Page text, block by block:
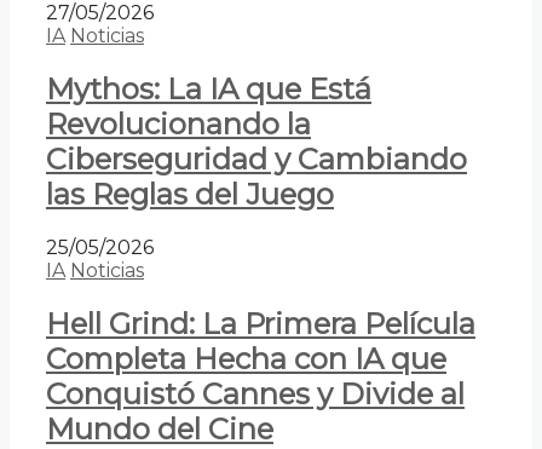
27/05/2026
IA Noticias
Mythos: La IA que Está
Revolucionando la
Ciberseguridad y Cambiando
las Reglas del Juego
25/05/2026
IA Noticias
Hell Grind: La Primera Película
Completa Hecha con IA que
Conquistó Cannes y Divide al
Mundo del Cine